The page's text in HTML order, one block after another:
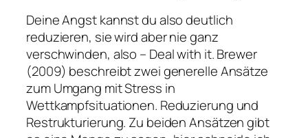
Deine Angst kannst du also deutlich
reduzieren, sie wird aber nie ganz
verschwinden, also – Deal with it. Brewer
(2009) beschreibt zwei generelle Ansätze
zum Umgang mit Stress in
Wettkampfsituationen. Reduzierung und
Restrukturierung. Zu beiden Ansätzen gibt